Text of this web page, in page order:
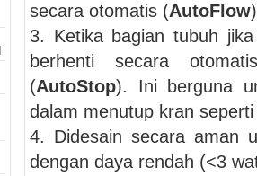
secara otomatis (AutoFlow
3. Ketika bagian tubuh
berhenti secara
(AutoStop). Ini berguna
dalam menutup kran
4. Didesain secara aman
dengan daya rendah (<3